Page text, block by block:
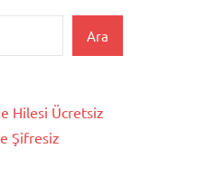
Ara
Hilesi Ücretsiz
Şifresiz